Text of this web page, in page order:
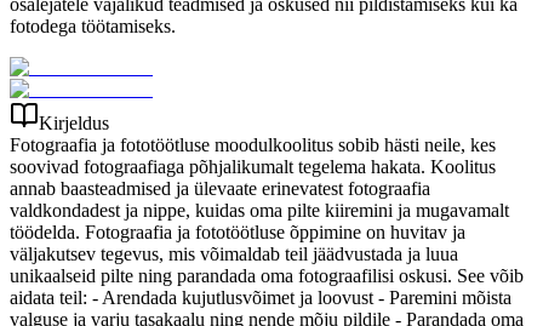
fotodega töötamiseks.
Kirjeldus
Fotograafia ja fototöötluse moodulkoolitus sobib hästi neile, kes
soovivad fotograafiaga põhjalikumalt tegelema hakata. Koolitus
annab baasteadmised ja ülevaate erinevatest fotograafia
valdkondadest ja nippe, kuidas oma pilte kiiremini ja mugavamalt
töödelda. Fotograafia ja fototöötluse õppimine on huvitav ja
väljakutsev tegevus, mis võimaldab teil jäädvustada ja luua
unikaalseid pilte ning parandada oma fotograafilisi oskusi. See võib
aidata teil: - Arendada kujutlusvõimet ja loovust - Paremini mõista
valguse ja varju tasakaalu ning nende mõju pildile - Parandada oma